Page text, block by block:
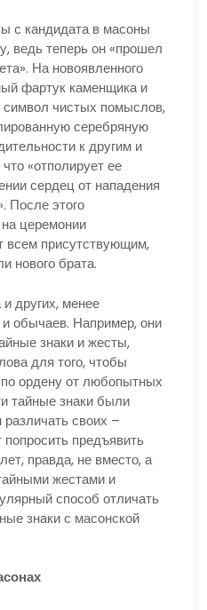
с кандидата в масоны
ведь теперь он «прошел
На новоявленного
фартук каменщика и
символ чистых помыслов,
серебряную
к другим и
что «отполирует ее
сердец от нападения
После этого
церемонии
всем присутствующим,
нового брата.
других, менее
обычаев. Например, они
знаки и жесты,
для того, чтобы
ордену от любопытных
тайные знаки были
своих –
предъявить
правда, не вместо, а
жестами и
способ отличать
знаки с масонской